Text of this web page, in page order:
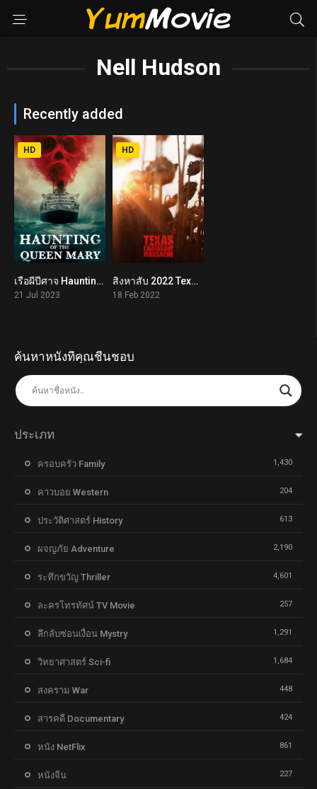
Nell Hudson
Recently added
4.3
HD
เรือผีปีศาจ Haunting of the Queen Mary (2023)
21 Jul 2023
7
HD
สิงหาสับ 2022 Texas Chainsaw Massacre (2022)
18 Feb 2022
ค้นหาหนังที่คุณชื่นชอบ
ประเภท
ครอบครัว Family 1,430
คาวบอย Western 204
ประวัติศาสตร์ History 613
ผจญภัย Adventure 2,190
ระทึกขวัญ Thriller 4,601
ละครโทรทัศน์ TV Movie 257
ลึกลับซ่อนเงื่อน Mystry 1,291
วิทยาศาสตร์ Sci-fi 1,684
สงคราม War 448
สารคดี Documentary 424
หนัง NetFlix 861
หนังจีน 227